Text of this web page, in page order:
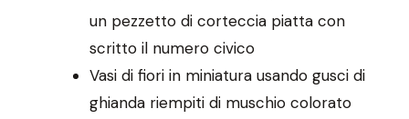
un pezzetto di corteccia piatta con
scritto il numero civico
Vasi di fiori in miniatura usando gusci di
ghianda riempiti di muschio colorato